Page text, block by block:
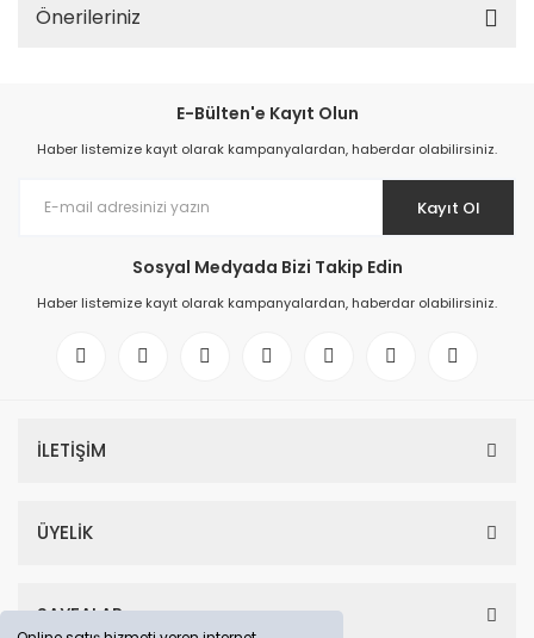
Önerileriniz
E-Bülten'e Kayıt Olun
Haber listemize kayıt olarak kampanyalardan, haberdar olabilirsiniz.
Kayıt Ol
Sosyal Medyada Bizi Takip Edin
Haber listemize kayıt olarak kampanyalardan, haberdar olabilirsiniz.
İLETİŞİM
ÜYELİK
SAYFALAR